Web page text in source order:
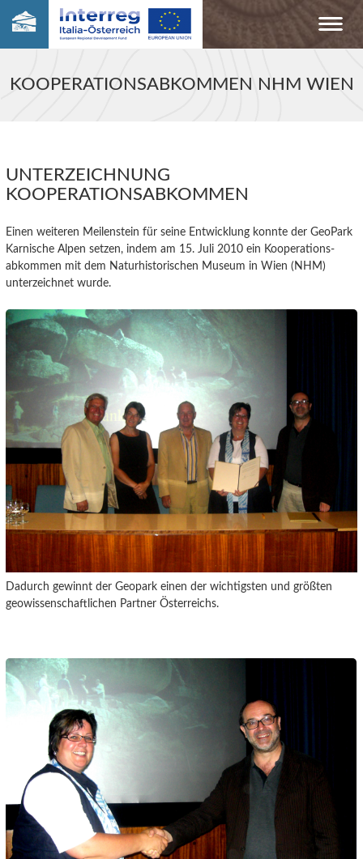
KOOPERATIONSABKOMMEN NHM WIEN
UNTERZEICHNUNG
KOOPERATIONSABKOMMEN
Einen weiteren Meilenstein für seine Entwicklung konnte der GeoPark
Karnische Alpen setzen, indem am 15. Juli 2010 ein Kooperations-
abkommen mit dem Naturhistorischen Museum in Wien (NHM)
unterzeichnet wurde.
Dadurch gewinnt der Geopark einen der wichtigsten und größten
geowissenschaftlichen Partner Österreichs.